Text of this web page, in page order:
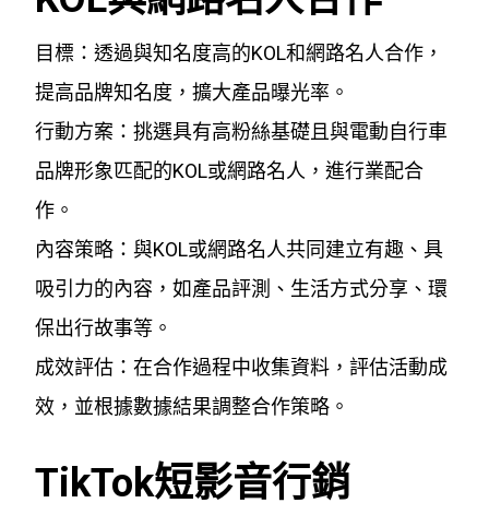
目標：透過與知名度高的KOL和網路名人合作，
提高品牌知名度，擴大產品曝光率。
行動方案：挑選具有高粉絲基礎且與電動自行車
品牌形象匹配的KOL或網路名人，進行業配合
作。
內容策略：與KOL或網路名人共同建立有趣、具
吸引力的內容，如產品評測、生活方式分享、環
保出行故事等。
成效評估：在合作過程中收集資料，評估活動成
效，並根據數據結果調整合作策略。
TikTok短影音行銷